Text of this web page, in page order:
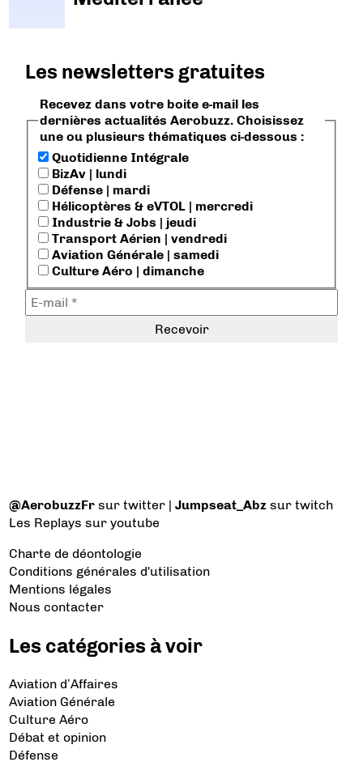
Les newsletters gratuites
Recevez dans votre boite e-mail les
dernières actualités Aerobuzz. Choisissez
une ou plusieurs thématiques ci-dessous :
Quotidienne Intégrale
BizAv | lundi
Défense | mardi
Hélicoptères & eVTOL | mercredi
Industrie & Jobs | jeudi
Transport Aérien | vendredi
Aviation Générale | samedi
Culture Aéro | dimanche
@AerobuzzFr sur twitter |Jumpseat_Abz sur twitch
Les Replays sur youtube
Charte de déontologie
Conditions générales d'utilisation
Mentions légales
Nous contacter
Les catégories à voir
Aviation d’Affaires
Aviation Générale
Culture Aéro
Débat et opinion
Défense